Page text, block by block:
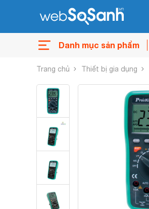
Danh mục sản phẩm
Trang chủ Thiết bị gia dụng